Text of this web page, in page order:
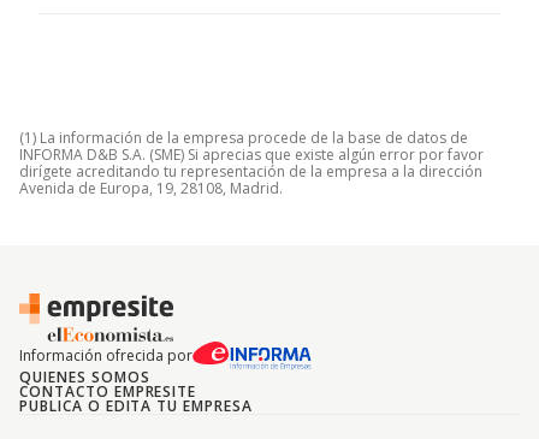
(1) La información de la empresa procede de la base de datos de
INFORMA D&B S.A. (SME) Si aprecias que existe algún error por favor
dirígete acreditando tu representación de la empresa a la dirección
Avenida de Europa, 19, 28108, Madrid.
Información ofrecida por
QUIENES SOMOS
CONTACTO EMPRESITE
PUBLICA O EDITA TU EMPRESA